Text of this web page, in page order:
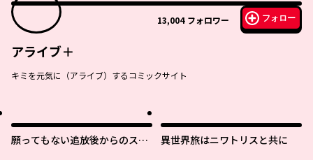
13,004 フォロワー フォロー
アライブ＋
キミを元気に（アライブ）するコミックサイト
願ってもない追放後からのスロ
異世界旅はニワトリスと共に